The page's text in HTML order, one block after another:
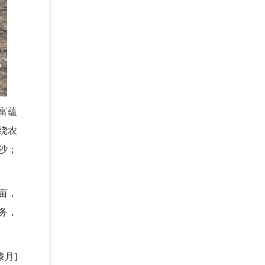
蕴
农
；
，
，
月]